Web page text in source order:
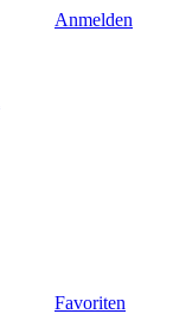
Anmelden
Favoriten